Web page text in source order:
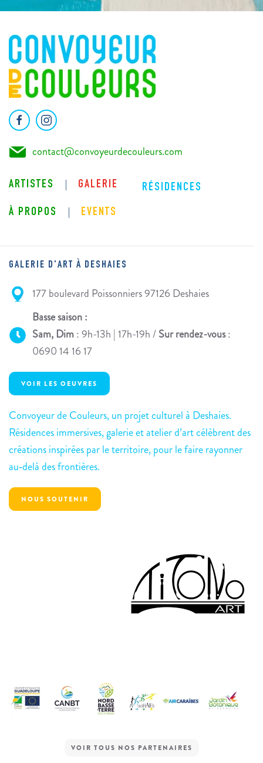
contact@convoyeurdecouleurs.com
ARTISTES GALERIE RÉSIDENCES
À PROPOS EVENTS
GALERIE D'ART À DESHAIES
177 boulevard Poissonniers 97126 Deshaies
Basse saison :
Sam, Dim: 9h-13h | 17h-19h /Sur rendez-vous:
0690 14 16 17
VOIR LES OEUVRES
Convoyeur de Couleurs, un projet culturel à Deshaies.
Résidences immersives, galerie et atelier d’art célèbrent des
créations inspirées par le territoire, pour le faire rayonner
au‑delà des frontières.
NOUS SOUTENIR
VOIR TOUS NOS PARTENAIRES